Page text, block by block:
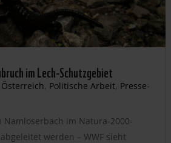
im Lech-Schutzgebiet
Österreich, Politische Arbeit, Presse-
Namloserbach im Natura-2000-
werden – WWF sieht